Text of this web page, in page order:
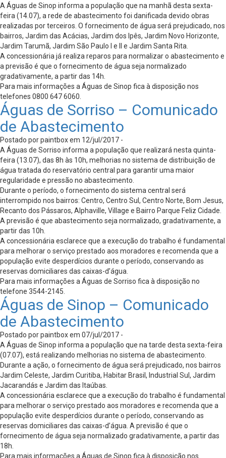
A Águas de Sinop informa a população que na manhã desta sexta-
feira (14.07), a rede de abastecimento foi danificada devido obras
realizadas por terceiros. O fornecimento de água será prejudicado, nos
bairros, Jardim das Acácias, Jardim dos Ipês, Jardim Novo Horizonte,
Jardim Tarumã, Jardim São Paulo I e II e Jardim Santa Rita.
A concessionária já realiza reparos para normalizar o abastecimento e
a previsão é que o fornecimento de água seja normalizado
gradativamente, a partir das 14h.
Para mais informações a Águas de Sinop fica à disposição nos
telefones 0800 647 6060.
Águas de Sorriso – Comunicado
de Abastecimento
Postado por paintbox em 12/jul/2017 -
A Águas de Sorriso informa a população que realizará nesta quinta-
feira (13.07), das 8h às 10h, melhorias no sistema de distribuição de
água tratada do reservatório central para garantir uma maior
regularidade e pressão no abastecimento.
Durante o período, o fornecimento do sistema central será
interrompido nos bairros: Centro, Centro Sul, Centro Norte, Bom Jesus,
Recanto dos Pássaros, Alphaville, Village e Bairro Parque Feliz Cidade.
A previsão é que abastecimento seja normalizado, gradativamente, a
partir das 10h.
A concessionária esclarece que a execução do trabalho é fundamental
para melhorar o serviço prestado aos moradores e recomenda que a
população evite desperdícios durante o período, conservando as
reservas domiciliares das caixas-d’água.
Para mais informações a Águas de Sorriso fica à disposição no
telefone 3544-2145.
Águas de Sinop – Comunicado
de Abastecimento
Postado por paintbox em 07/jul/2017 -
A Águas de Sinop informa a população que na tarde desta sexta-feira
(07.07), está realizando melhorias no sistema de abastecimento.
Durante a ação, o fornecimento de água será prejudicado, nos bairros
Jardim Celeste, Jardim Curitiba, Habitar Brasil, Industrial Sul, Jardim
Jacarandás e Jardim das Itaúbas.
A concessionária esclarece que a execução do trabalho é fundamental
para melhorar o serviço prestado aos moradores e recomenda que a
população evite desperdícios durante o período, conservando as
reservas domiciliares das caixas-d’água. A previsão é que o
fornecimento de água seja normalizado gradativamente, a partir das
18h.
Para mais informações a Águas de Sinop fica à disposição nos